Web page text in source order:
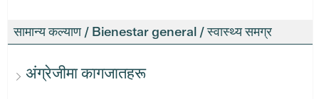
सामान्य कल्याण / Bienestar general / स्वास्थ्य समग्र
अंग्रेजीमा कागजातहरू